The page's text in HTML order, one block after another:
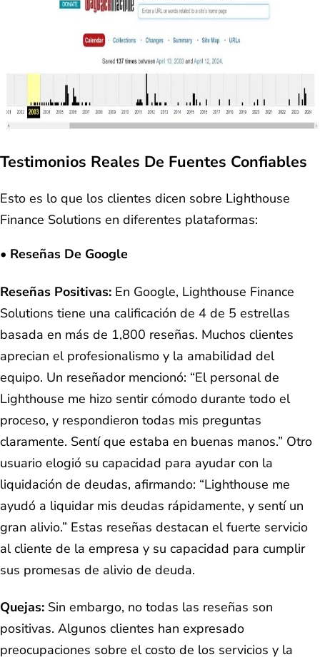
Testimonios Reales De Fuentes Confiables
Esto es lo que los clientes dicen sobre Lighthouse
Finance Solutions en diferentes plataformas:
• Reseñas De Google
Reseñas Positivas: En Google, Lighthouse Finance
Solutions tiene una calificación de 4 de 5 estrellas
basada en más de 1,800 reseñas. Muchos clientes
aprecian el profesionalismo y la amabilidad del
equipo. Un reseñador mencionó: “El personal de
Lighthouse me hizo sentir cómodo durante todo el
proceso, y respondieron todas mis preguntas
claramente. Sentí que estaba en buenas manos.” Otro
usuario elogió su capacidad para ayudar con la
liquidación de deudas, afirmando: “Lighthouse me
ayudó a liquidar mis deudas rápidamente, y sentí un
gran alivio.” Estas reseñas destacan el fuerte servicio
al cliente de la empresa y su capacidad para cumplir
sus promesas de alivio de deuda​.
Quejas: Sin embargo, no todas las reseñas son
positivas. Algunos clientes han expresado
preocupaciones sobre el costo de los servicios y la